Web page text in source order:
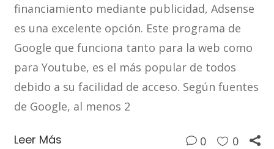
financiamiento mediante publicidad, Adsense
es una excelente opción. Este programa de
Google que funciona tanto para la web como
para Youtube, es el más popular de todos
debido a su facilidad de acceso. Según fuentes
de Google, al menos 2
Leer Más 0 0